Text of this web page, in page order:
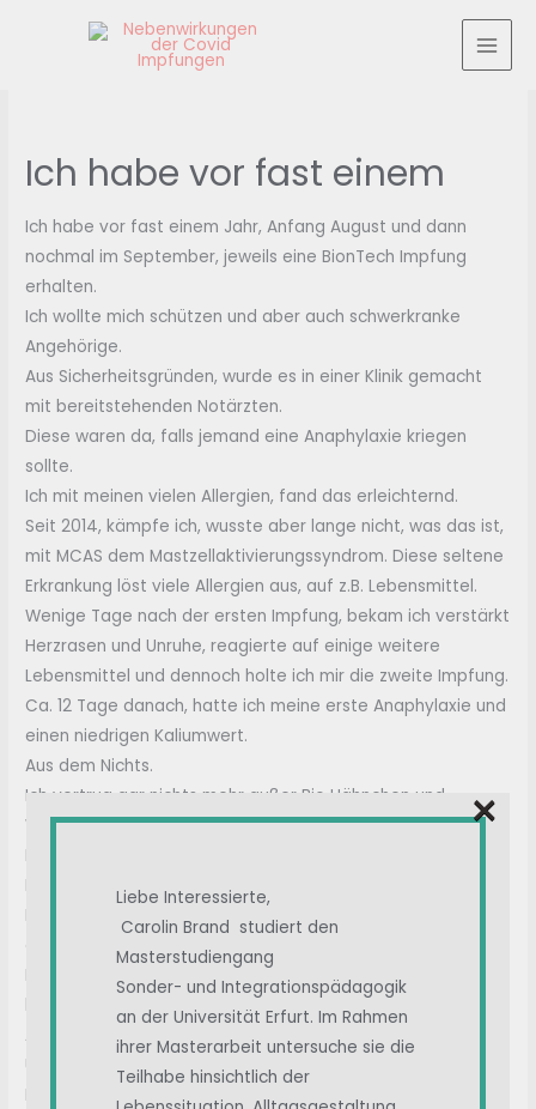
Ich habe vor fast einem
Ich habe vor fast einem Jahr, Anfang August und dann
nochmal im September, jeweils eine BionTech Impfung
erhalten.
Ich wollte mich schützen und aber auch schwerkranke
Angehörige.
Aus Sicherheitsgründen, wurde es in einer Klinik gemacht
mit bereitstehenden Notärzten.
Diese waren da, falls jemand eine Anaphylaxie kriegen
sollte.
Ich mit meinen vielen Allergien, fand das erleichternd.
Seit 2014, kämpfe ich, wusste aber lange nicht, was das ist,
mit MCAS dem Mastzellaktivierungssyndrom. Diese seltene
Erkrankung löst viele Allergien aus, auf z.B. Lebensmittel.
Wenige Tage nach der ersten Impfung, bekam ich verstärkt
Herzrasen und Unruhe, reagierte auf einige weitere
Lebensmittel und dennoch holte ich mir die zweite Impfung.
Ca. 12 Tage danach, hatte ich meine erste Anaphylaxie und
einen niedrigen Kaliumwert.
Aus dem Nichts.
Ich vertrug gar nichts mehr außer Bio Hähnchen und
Wasser.
Im Dezember endlich die Diagnose und damit Behandlung:
MCAS.
Die Impfung hatte einen schweren Schub ausgelöst und
eine dauerhafte Verschlechterung ausgelöst.
Nach Impfung 2, hatte ich über Wochen durchgehend einen
hohen bis sehr hohen Puls.
Ab Dezember sehr niedrige Kaliumwerte, starke
Übersäuerungen im Blut und allgemein waren meine
Blutwerte nicht gut.
Liebe Interessierte,
Carolin Brand studiert den
Masterstudiengang
Sonder- und Integrationspädagogik
an der Universität Erfurt. Im Rahmen
ihrer Masterarbeit untersuche sie die
Teilhabe hinsichtlich der
×